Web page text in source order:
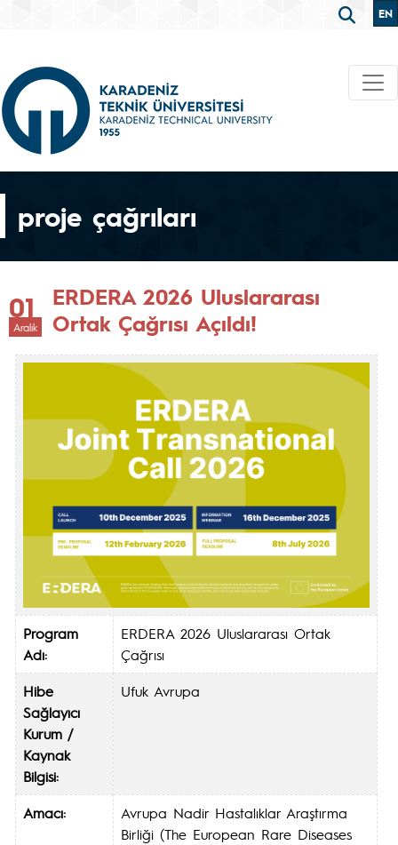
EN
proje çağrıları
01
Aralık
ERDERA 2026 Uluslararası
Ortak Çağrısı Açıldı!
Program
Adı:
ERDERA 2026 Uluslararası Ortak
Çağrısı
Hibe
Sağlayıcı
Kurum /
Kaynak
Bilgisi:
Ufuk Avrupa
Amacı:
Avrupa Nadir Hastalıklar Araştırma
Birliği (The European Rare Diseases